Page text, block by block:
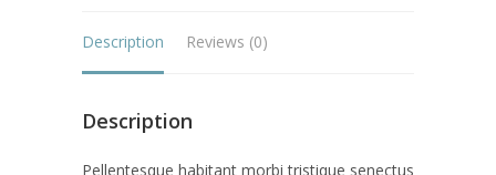
Description Reviews (0)
Description
Pellentesque habitant morbi tristique senectus